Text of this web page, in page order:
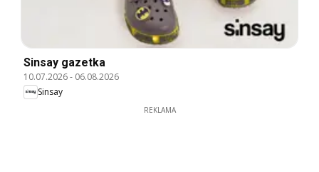
Sinsay gazetka
10.07.2026- 06.08.2026
Sinsay
REKLAMA